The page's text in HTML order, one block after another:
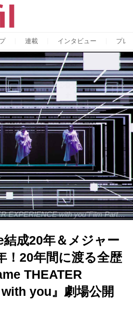
連載 インタビュー プレ
(C)2020“Reframe THEATER EXPERIENCE with you”Film Partners.
成20年＆メジャー
！20年間に渡る全歴
THEATER
you』劇場公開